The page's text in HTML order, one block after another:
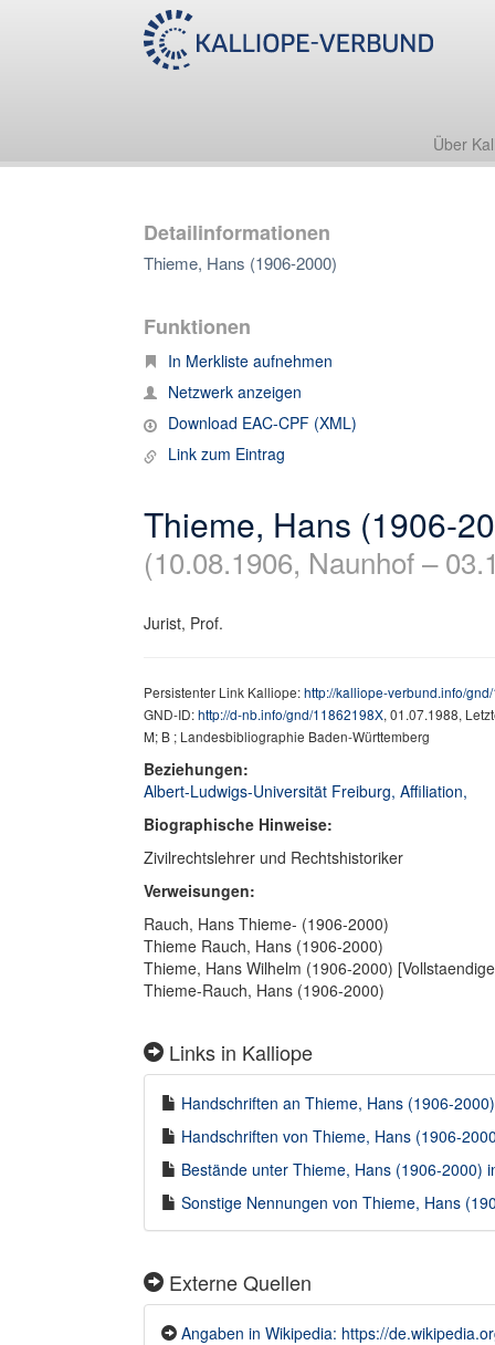
Über
Detailinformationen
Thieme, Hans (1906-2000)
Funktionen
In Merkliste aufnehmen
Netzwerk anzeigen
Download EAC-CPF (XML)
Link zum Eintrag
Thieme, Hans (1906-
(10.08.1906, Naunhof –
Jurist, Prof.
Persistenter Link Kalliope:http://kalliope-verbund.info/
GND-ID:http://d-nb.info/gnd/11862198X, 01.07.1988,
M; B ; Landesbibliographie Baden-Württemberg
Beziehungen:
Albert-Ludwigs-Universität Freiburg, Affiliation,
Biographische Hinweise:
Zivilrechtslehrer und Rechtshistoriker
Verweisungen:
Rauch, Hans Thieme- (1906-2000)
Thieme Rauch, Hans (1906-2000)
Thieme, Hans Wilhelm (1906-2000)
Thieme-Rauch, Hans (1906-2000)
Links in Kalliope
Handschriften an Thieme, Hans (1906-
Handschriften von Thieme, Hans (1906-
Bestände unter Thieme, Hans (1906-2000)
Sonstige Nennungen von Thieme, Hans
Externe Quellen
Angaben in Wikipedia: https://